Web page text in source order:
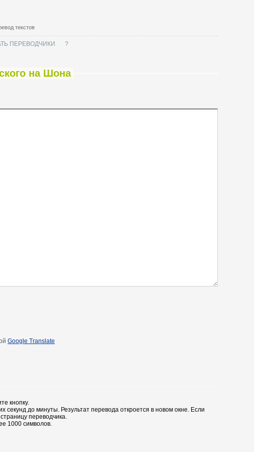
текстов
ПЕРЕВОДЧИКИ ?
на Шона
Google Translate
кнопку.
секунд до минуты. Результат перевода откроется в новом окне. Если
переводчика.
1000 символов.